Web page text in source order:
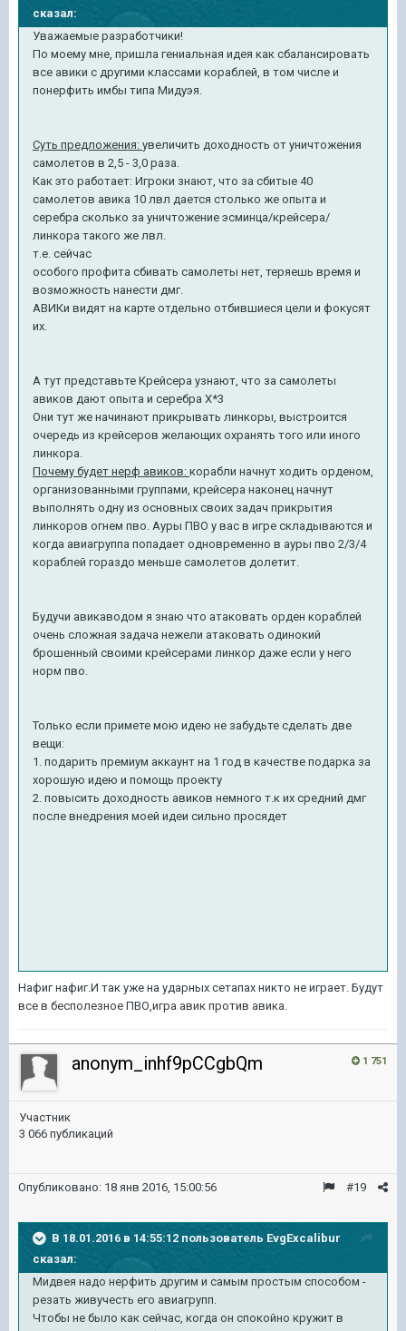
сказал:
Уважаемые разработчики!
По моему мне, пришла гениальная идея как сбалансировать
все авики с другими классами кораблей, в том числе и
понерфить имбы типа Мидуэя.
Суть предложения: увеличить доходность от уничтожения
самолетов в 2,5 - 3,0 раза.
Как это работает: Игроки знают, что за сбитые 40
самолетов авика 10 лвл дается столько же опыта и
серебра сколько за уничтожение эсминца/крейсера/
линкора такого же лвл.
т.е. сейчас
особого профита сбивать самолеты нет, теряешь время и
возможность нанести дмг.
АВИКи видят на карте отдельно отбившиеся цели и фокусят
их.
А тут представьте Крейсера узнают, что за самолеты
авиков дают опыта и серебра Х*3
Они тут же начинают прикрывать линкоры, выстроится
очередь из крейсеров желающих охранять того или иного
линкора.
Почему будет нерф авиков: корабли начнут ходить орденом,
организованными группами, крейсера наконец начнут
выполнять одну из основных своих задач прикрытия
линкоров огнем пво. Ауры ПВО у вас в игре складываются и
когда авиагруппа попадает одновременно в ауры пво 2/3/4
кораблей гораздо меньше самолетов долетит.
Будучи авикаводом я знаю что атаковать орден кораблей
очень сложная задача нежели атаковать одинокий
брошенный своими крейсерами линкор даже если у него
норм пво.
Только если примете мою идею не забудьте сделать две
вещи:
1. подарить премиум аккаунт на 1 год в качестве подарка за
хорошую идею и помощь проекту
2. повысить доходность авиков немного т.к их средний дмг
после внедрения моей идеи сильно просядет
Нафиг нафиг.И так уже на ударных сетапах никто не играет. Будут
все в бесполезное ПВО,игра авик против авика.
1 751
anonym_inhf9pCCgbQm
Участник
3 066 публикаций
#19
Опубликовано: 18 янв 2016, 15:00:56
В 18.01.2016 в 14:55:12 пользователь EvgExcalibur
сказал:
Мидвея надо нерфить другим и самым простым способом -
резать живучесть его авиагрупп.
Чтобы не было как сейчас, когда он спокойно кружит в